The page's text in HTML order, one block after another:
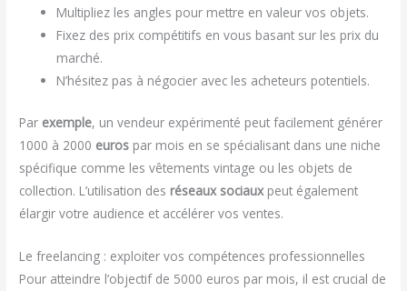
Multipliez les angles pour mettre en valeur vos objets.
Fixez des prix compétitifs en vous basant sur les prix du
marché.
N’hésitez pas à négocier avec les acheteurs potentiels.
Par exemple, un vendeur expérimenté peut facilement générer
1000 à 2000 euros par mois en se spécialisant dans une niche
spécifique comme les vêtements vintage ou les objets de
collection. L’utilisation des réseaux sociauxpeut également
élargir votre audience et accélérer vos ventes.
Le freelancing : exploiter vos compétences professionnelles
Pour atteindre l’objectif de 5000 euros par mois, il est crucial de